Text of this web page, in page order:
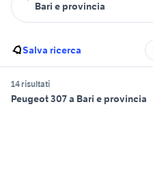
Salva ricerca
14 risultati
Peugeot 307 a Bari e provincia